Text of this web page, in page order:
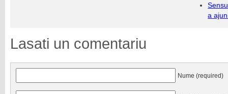
a
Lasati un comentariu
Nume (required)